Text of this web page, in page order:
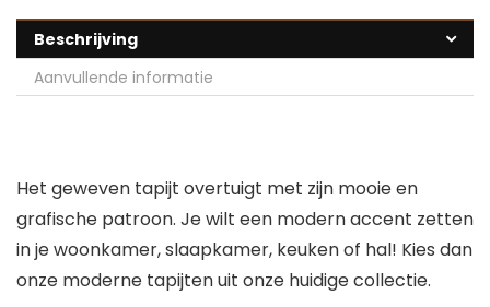
Beschrijving
Aanvullende informatie
Het geweven tapijt overtuigt met zijn mooie en
grafische patroon. Je wilt een modern accent zetten
in je woonkamer, slaapkamer, keuken of hal! Kies dan
onze moderne tapijten uit onze huidige collectie.